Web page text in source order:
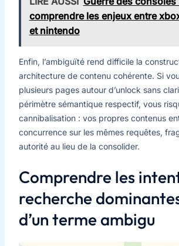
comprendre les enjeux entre
et nintendo
Enfin, l’ambiguïté rend difficile la
architecture de contenu cohérente. Si
plusieurs pages autour d’unlock sans
périmètre sémantique respectif, vous
cannibalisation : vos propres contenus
concurrence sur les mêmes requêtes,
autorité au lieu de la consolider.
Comprendre les
recherche
d’un terme ambigu